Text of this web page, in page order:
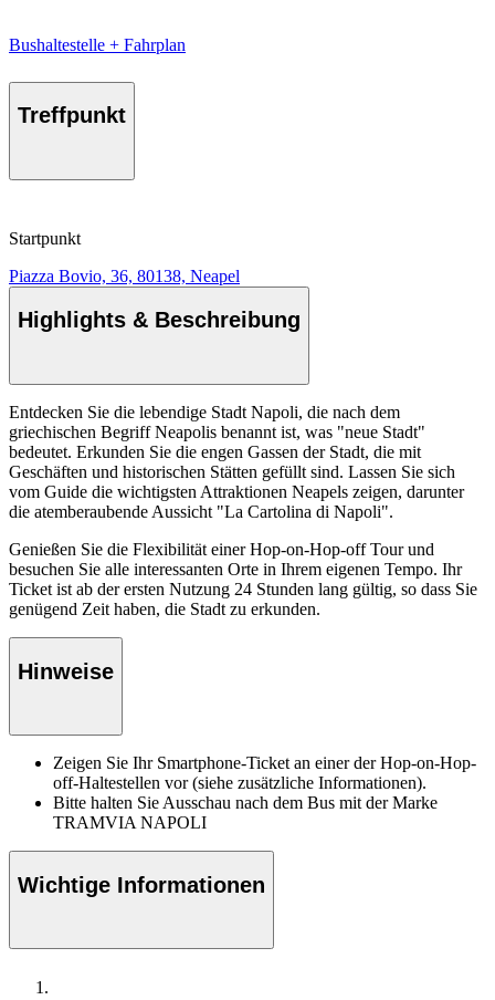
Bushaltestelle + Fahrplan
Treffpunkt
Startpunkt
Piazza Bovio, 36, 80138, Neapel
Highlights & Beschreibung
Entdecken Sie die lebendige Stadt Napoli, die nach dem
griechischen Begriff Neapolis benannt ist, was "neue Stadt"
bedeutet. Erkunden Sie die engen Gassen der Stadt, die mit
Geschäften und historischen Stätten gefüllt sind. Lassen Sie sich
vom Guide die wichtigsten Attraktionen Neapels zeigen, darunter
die atemberaubende Aussicht "La Cartolina di Napoli".
Genießen Sie die Flexibilität einer Hop-on-Hop-off Tour und
besuchen Sie alle interessanten Orte in Ihrem eigenen Tempo. Ihr
Ticket ist ab der ersten Nutzung 24 Stunden lang gültig, so dass Sie
genügend Zeit haben, die Stadt zu erkunden.
Hinweise
Zeigen Sie Ihr Smartphone-Ticket an einer der Hop-on-Hop-
off-Haltestellen vor (siehe zusätzliche Informationen).
Bitte halten Sie Ausschau nach dem Bus mit der Marke
TRAMVIA NAPOLI
Wichtige Informationen